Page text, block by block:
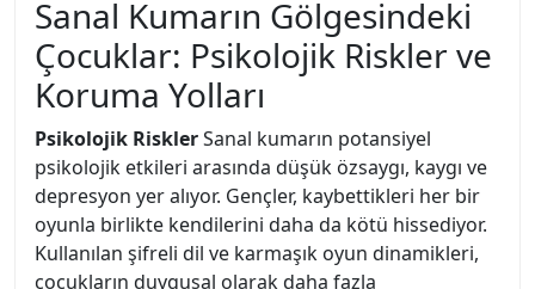
Sanal Kumarın Gölgesindeki
Çocuklar: Psikolojik Riskler ve
Koruma Yolları
Psikolojik RisklerSanal kumarın potansiyel
psikolojik etkileri arasında düşük özsaygı, kaygı ve
depresyon yer alıyor. Gençler, kaybettikleri her bir
oyunla birlikte kendilerini daha da kötü hissediyor.
Kullanılan şifreli dil ve karmaşık oyun dinamikleri,
çocukların duygusal olarak daha fazla